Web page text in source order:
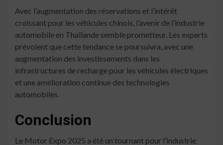
Avec l’augmentation des réservations et l’intérêt
croissant pour les véhicules chinois, l’avenir de l’industrie
automobile en Thaïlande semble prometteur. Les experts
prévoient que cette tendance se poursuivra, avec une
augmentation des investissements dans les
infrastructures de recharge pour les véhicules électriques
et une amélioration continue des technologies
automobiles.
Conclusion
Le Motor Expo 2025 a été un tournant pour l’industrie